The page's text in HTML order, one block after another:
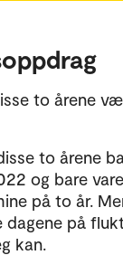
to årene
to årene
og bare
på to år.
på
kan.